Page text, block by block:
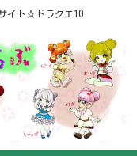
イト☆ドラクエ10